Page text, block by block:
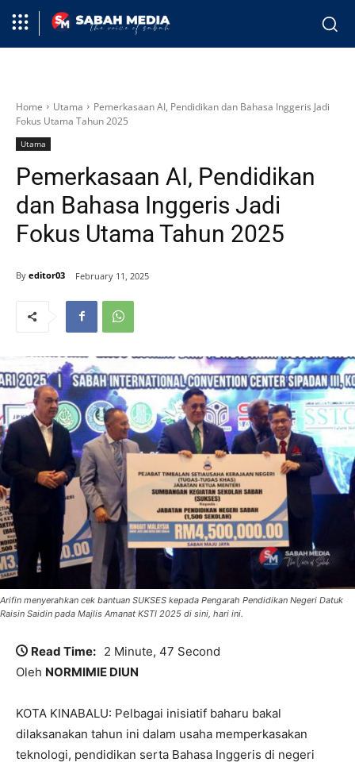
Home Utama
Pemerkasaan AI, Pendidikan dan Bahasa Inggeris Jadi
Fokus Utama Tahun 2025
Utama
Pemerkasaan AI, Pendidikan
dan Bahasa Inggeris Jadi
Fokus Utama Tahun 2025
By editor03 February 11, 2025
Arifin menyerahkan cek bantuan SUKSES kepada Pengarah Pendidikan Negeri Datuk
Raisin Saidin pada Majlis Amanat KSTI 2025 di sini, hari ini.
Read Time: 2 Minute, 47 Second
Oleh NORMIMIE DIUN
KOTA KINABALU: Pelbagai inisiatif baharu bakal
dilaksanakan tahun ini dalam usaha memperkasakan
teknologi, pendidikan serta Bahasa Inggeris di negeri